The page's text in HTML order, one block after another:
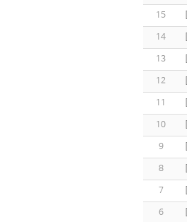
15
14
13
12
11
10
9
8
7
6